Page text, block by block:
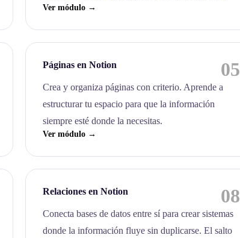
Ver módulo →
Páginas en Notion 05
Crea y organiza páginas con criterio. Aprende a
estructurar tu espacio para que la información
siempre esté donde la necesitas.
Ver módulo →
Relaciones en Notion 08
Conecta bases de datos entre sí para crear sistemas
donde la información fluye sin duplicarse. El salto